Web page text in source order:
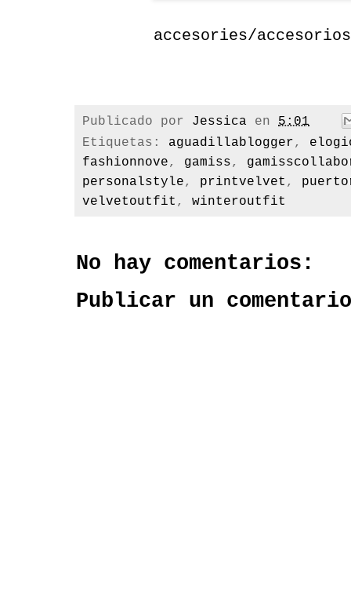
accesories/
Publicado por Jessica en 5:01
Etiquetas: aguadillablogger,
fashionnove, gamiss,
personalstyle, printvelvet ,
velvetoutfit , winteroutfit
No hay comentarios:
Publicar un comentario